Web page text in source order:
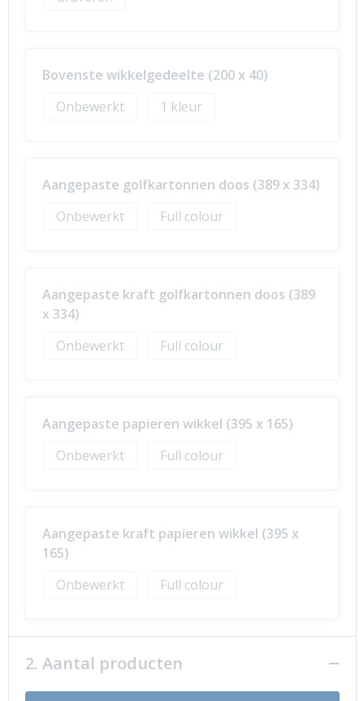
Bovenste wikkelgedeelte (200 x 40)
Onbewerkt
1
Aangepaste golfkartonnen doos (389 x 334)
Onbewerkt
Full colour
Aangepaste kraft golfkartonnen doos (389
x 334)
Onbewerkt
Full colour
Aangepaste papieren wikkel (395 x 165)
Onbewerkt
Full colour
Aangepaste kraft papieren wikkel (395 x
165)
Onbewerkt
Full colour
2. Aantal producten